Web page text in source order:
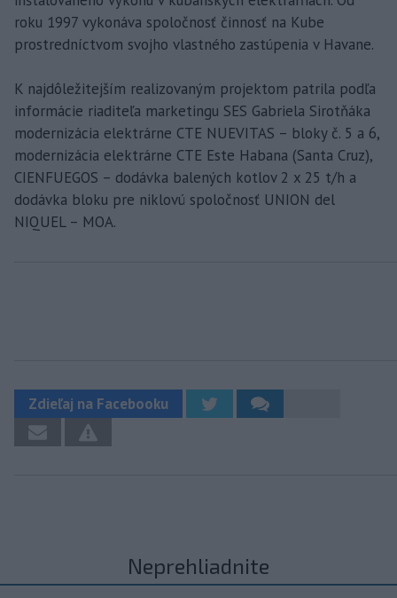
roku 1997 vykonáva spoločnosť činnosť na Kube
prostredníctvom svojho vlastného zastúpenia v Havane.
K najdôležitejším realizovaným projektom patrila podľa
informácie riaditeľa marketingu SES Gabriela Sirotňáka
modernizácia elektrárne CTE NUEVITAS – bloky č. 5 a 6,
modernizácia elektrárne CTE Este Habana (Santa Cruz),
CIENFUEGOS – dodávka balených kotlov 2 x 25 t/h a
dodávka bloku pre niklovú spoločnosť UNION del
NIQUEL – MOA.
Zdieľaj na Facebooku
Neprehliadnite